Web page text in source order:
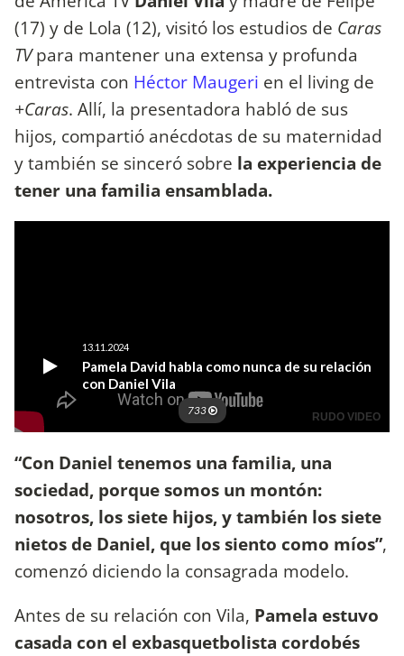
(17) y de Lola (12), visitó los estudios de Caras
TVpara mantener una extensa y profunda
entrevista con Héctor Maugeri en el living de
+Caras. Allí, la presentadora habló de sus
hijos, compartió anécdotas de su maternidad
y también se sinceró sobre la experiencia de
tener una familia ensamblada.
“Con Daniel tenemos una familia, una
sociedad, porque somos un montón:
nosotros, los siete hijos, y también los siete
nietos de Daniel, que los siento como míos”,
comenzó diciendo la consagrada modelo.
Antes de su relación con Vila, Pamela estuvo
casada con el exbasquetbolista cordobés